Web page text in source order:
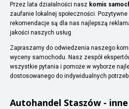
Przez lata działalności nasz komis
zaufanie lokalnej społeczności.
rekomendacje są dla nas najlepszą
jakości naszych usług.
Zapraszamy do odwiedzenia naszego
wyceny samochodu. Nasz zespół
wszystkie pytania i pomoże w wyborze
dostosowanego do indywidualnych potrzeb.
Autohandel Staszów -